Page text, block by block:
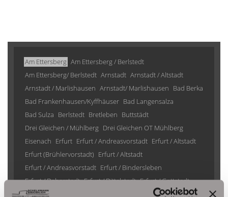
Am Ettersberg Am Ettersberg / Berlstedt
Am Ettersberg/ Berlstedt Arnstadt Arnstadt / Altstadt
Arnstadt / Marlishausen Arnstadt/ Marlishausen Bad Berka
Bad Frankenhausen/Kyffhäuser Bad Langensalza
Bad Sulza Berlstedt Bretleben Buttstädt
Drei Gleichen / Mühlberg Drei Gleichen OT Mühlberg
Eisenach Erfurt Erfurt / Andreasvorstadt Erfurt / Altstadt
Erfurt (Brühlervorstadt) Erfurt / Altstadt
Erfurt / Andreasvorstadt Erfurt / Bindersleben
Erfurt / Daberstedt Erfurt / Dittelstedt Erfurt / Gottstedt
Erfurt / Johannesplatz
Erfurt / Krämpfervorstadt